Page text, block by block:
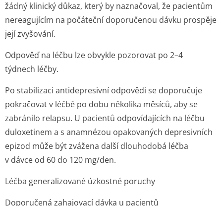
žádný klinický důkaz, který by naznačoval, že pacientům
nereagujícím na počáteční doporučenou dávku prospěje
její zvyšování.
Odpověď na léčbu lze obvykle pozorovat po 2–4
týdnech léčby.
Po stabilizaci antidepresivní odpovědi se doporučuje
pokračovat v léčbě po dobu několika měsíců, aby se
zabránilo relapsu. U pacientů odpovídajících na léčbu
duloxetinem a s anamnézou opakovaných depresivních
epizod může být zvážena další dlouhodobá léčba
v dávce od 60 do 120 mg/den.
Léčba generalizované úzkostné poruchy
Doporučená zahajovací dávka u pacientů